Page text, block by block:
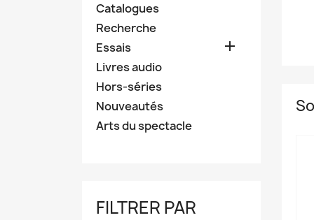
Catalogues
Recherche
Essais

Livres audio
Hors-séries
Nouveautés
Arts du spectacle
FILTRER PAR